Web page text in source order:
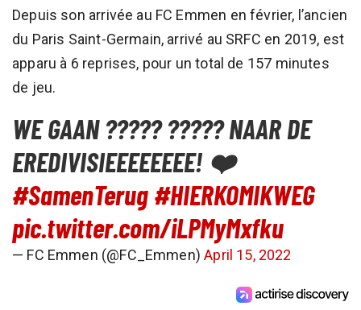
Depuis son arrivée au FC Emmen en février, l’ancien
du Paris Saint-Germain, arrivé au SRFC en 2019, est
apparu à 6 reprises, pour un total de 157 minutes
de jeu.
WE GAAN ????? ????? NAAR DE
EREDIVISIEEEEEEEE! ❤️
#SamenTerug#HIERKOMIKWEG
pic.twitter.com/iLPMyMxfku
— FC Emmen (@FC_Emmen)April 15, 2022